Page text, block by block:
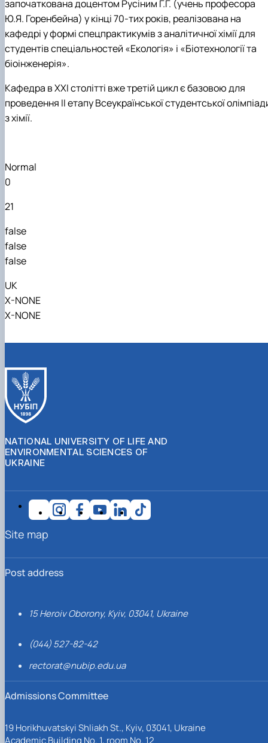
започаткована доцентом Русіним Г.Г. (учень професора
Ю.Я. Горенбейна) у кінці 70-тих років, реалізована на
кафедрі у формі спецпрактикумів з аналітичної хімії для
студентів спеціальностей «Екологія» і «Біотехнології та
біоінженерія».
Кафедра в ХХІ столітті вже третій цикл є базовою для
проведення ІІ етапу Всеукраїнської студентської
з хімії.
Normal
0
21
false
false
false
UK
X-NONE
X-NONE
NATIONAL UNIVERSITY OF LIFE AND
ENVIRONMENTAL SCIENCES OF
UKRAINE
Post address
15 Heroiv Oborony, Kyiv, 03041, Ukraine
(044) 527-82-42
rectorat@nubip.edu.ua
Admissions Committee
19 Horikhuvatskyi Shliakh St., Kyiv, 03041, Ukraine
Academic Building No. 1, room No. 12
Site map